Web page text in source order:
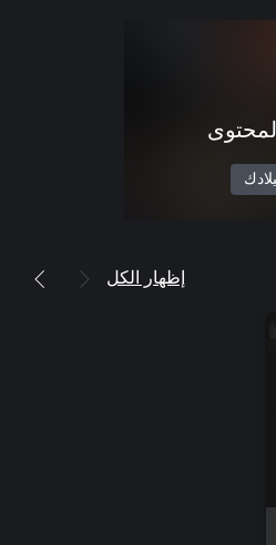
إظهار الكل